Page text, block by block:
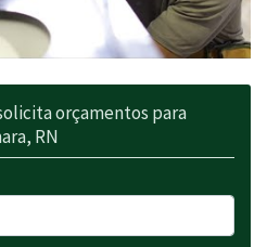
orçamentos para
RN